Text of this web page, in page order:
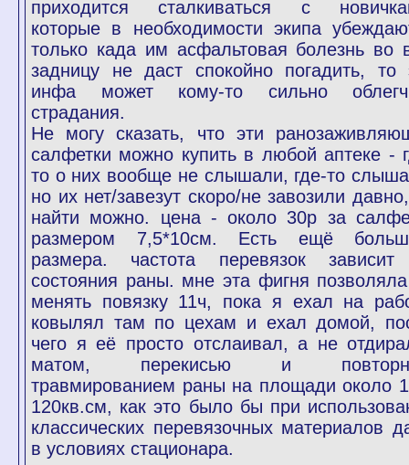
приходится сталкиваться с
которые в необходимости экипа
только када им асфальтовая болезнь во
задницу не даст спокойно погадить, то
инфа может кому-то сильно
страдания.
Не могу сказать, что эти
салфетки можно купить в любой аптеке -
то о них вообще не слышали, где-то
но их нет/завезут скоро/не завозили
найти можно. цена - около 30р за
размером 7,5*10см. Есть ещё
размера. частота перевязок
состояния раны. мне эта фигня
менять повязку 11ч, пока я ехал на
ковылял там по цехам и ехал домой,
чего я её просто отслаивал, а не
матом, перекисью и
травмированием раны на площади около
120кв.см, как это было бы при
классических перевязочных материалов
в условиях стационара.